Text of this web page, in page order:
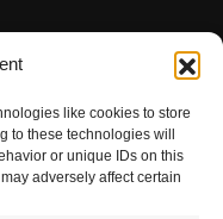
like cookies to store
to these technologies will
or unique IDs on this
adversely affect certain